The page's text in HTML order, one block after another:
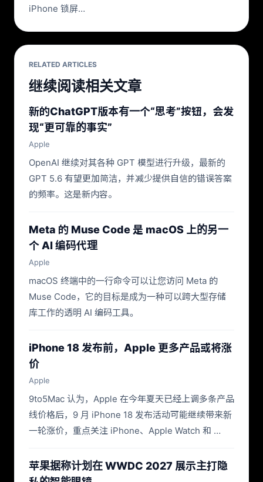
iPhone 锁屏…
RELATED ARTICLES
继续阅读相关文章
新的ChatGPT版本有一个“思考”按钮，会发
现“更可靠的事实”
Apple
OpenAI 继续对其各种 GPT 模型进行升级，最新的
GPT 5.6 有望更加简洁，并减少提供自信的错误答案
的频率。这是新内容。
Meta 的 Muse Code 是 macOS 上的另一
个 AI 编码代理
Apple
macOS 终端中的一行命令可以让您访问 Meta 的
Muse Code，它的目标是成为一种可以跨大型存储
库工作的透明 AI 编码工具。
iPhone 18 发布前，Apple 更多产品或将涨
价
Apple
9to5Mac 认为，Apple 在今年夏天已经上调多条产品
线价格后，9 月 iPhone 18 发布活动可能继续带来新
一轮涨价，重点关注 iPhone、Apple Watch 和 …
苹果据称计划在 WWDC 2027 展示主打隐